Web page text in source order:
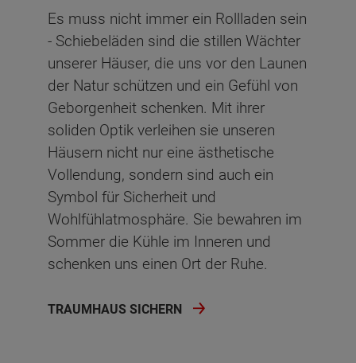
Es muss nicht immer ein Rollladen sein
- Schiebeläden sind die stillen Wächter
unserer Häuser, die uns vor den Launen
der Natur schützen und ein Gefühl von
Geborgenheit schenken. Mit ihrer
soliden Optik verleihen sie unseren
Häusern nicht nur eine ästhetische
Vollendung, sondern sind auch ein
Symbol für Sicherheit und
Wohlfühlatmosphäre. Sie bewahren im
Sommer die Kühle im Inneren und
schenken uns einen Ort der Ruhe.
TRAUMHAUS SICHERN